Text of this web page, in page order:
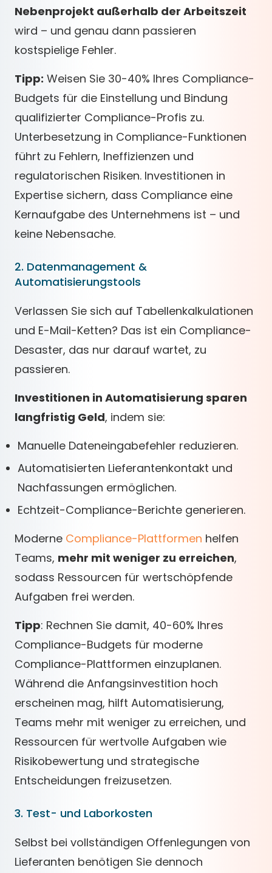
Nebenprojekt außerhalb der Arbeitszeit
wird – und genau dann passieren
kostspielige Fehler.
Tipp: Weisen Sie 30-40% Ihres Compliance-
Budgets für die Einstellung und Bindung
qualifizierter Compliance-Profis zu.
Unterbesetzung in Compliance-Funktionen
führt zu Fehlern, Ineffizienzen und
regulatorischen Risiken. Investitionen in
Expertise sichern, dass Compliance eine
Kernaufgabe des Unternehmens ist – und
keine Nebensache.
2. Datenmanagement &
Automatisierungstools
Verlassen Sie sich auf Tabellenkalkulationen
und E-Mail-Ketten? Das ist ein Compliance-
Desaster, das nur darauf wartet, zu
passieren.
Investitionen in Automatisierung sparen
langfristig Geld, indem sie:
Manuelle Dateneingabefehler reduzieren.
Automatisierten Lieferantenkontakt und
Nachfassungen ermöglichen.
Echtzeit-Compliance-Berichte generieren.
Moderne Compliance-Plattformen helfen
Teams, mehr mit weniger zu erreichen,
sodass Ressourcen für wertschöpfende
Aufgaben frei werden.
Tipp: Rechnen Sie damit, 40-60% Ihres
Compliance-Budgets für moderne
Compliance-Plattformen einzuplanen.
Während die Anfangsinvestition hoch
erscheinen mag, hilft Automatisierung,
Teams mehr mit weniger zu erreichen, und
Ressourcen für wertvolle Aufgaben wie
Risikobewertung und strategische
Entscheidungen freizusetzen.
3. Test- und Laborkosten
Selbst bei vollständigen Offenlegungen von
Lieferanten benötigen Sie dennoch